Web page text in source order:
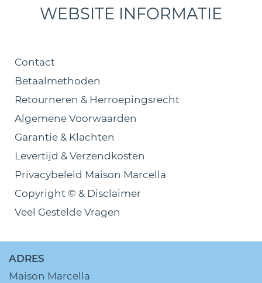
WEBSITE INFORMATIE
Contact
Betaalmethoden
Retourneren & Herroepingsrecht
Algemene Voorwaarden
Garantie & Klachten
Levertijd & Verzendkosten
Privacybeleid Maison Marcella
Copyright © & Disclaimer
Veel Gestelde Vragen
ADRES
Maison Marcella